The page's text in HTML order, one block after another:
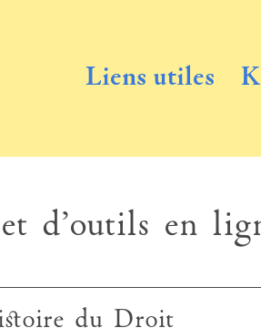
Liens utiles
d’outils en
du Droit